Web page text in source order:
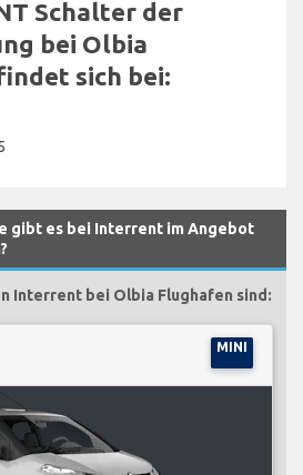
Schalter der
bei Olbia
sich bei:
gibt es bei Interrent im Angebot
Interrent bei Olbia Flughafen sind:
MINI